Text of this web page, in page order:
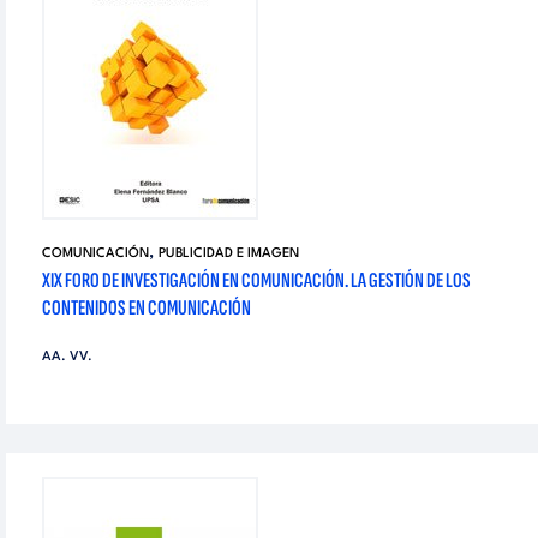
COMUNICACIÓN, PUBLICIDAD E IMAGEN
XIX FORO DE INVESTIGACIÓN EN COMUNICACIÓN. LA GESTIÓN DE LOS
CONTENIDOS EN COMUNICACIÓN
AA. VV.